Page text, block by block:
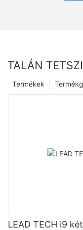
TALÁN
Termékek
LEAD TECH i9